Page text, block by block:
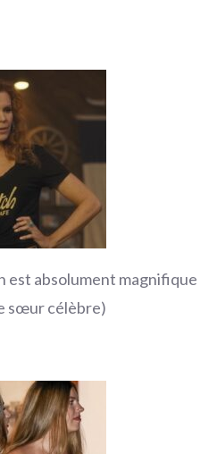
est absolument magnifique
sœur célèbre)